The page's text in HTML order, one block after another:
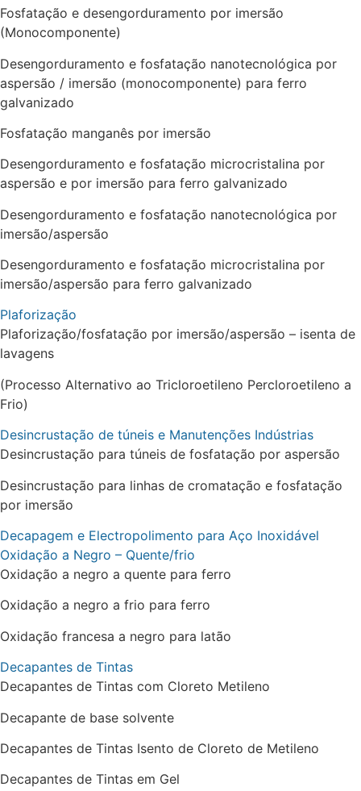
Fosfatação e desengorduramento por imersão
(Monocomponente)
Desengorduramento e fosfatação nanotecnológica por
aspersão / imersão (monocomponente) para ferro
galvanizado
Fosfatação manganês por imersão
Desengorduramento e fosfatação microcristalina por
aspersão e por imersão para ferro galvanizado
Desengorduramento e fosfatação nanotecnológica por
imersão/aspersão
Desengorduramento e fosfatação microcristalina por
imersão/aspersão para ferro galvanizado
Plaforização
Plaforização/fosfatação por imersão/aspersão – isenta de
lavagens
(Processo Alternativo ao Tricloroetileno Percloroetileno a
Frio)
Desincrustação de túneis e Manutenções Indústrias
Desincrustação para túneis de fosfatação por aspersão
Desincrustação para linhas de cromatação e fosfatação
por imersão
Decapagem e Electropolimento para Aço Inoxidável
Oxidação a Negro – Quente/frio
Oxidação a negro a quente para ferro
Oxidação a negro a frio para ferro
Oxidação francesa a negro para latão
Decapantes de Tintas
Decapantes de Tintas com Cloreto Metileno
Decapante de base solvente
Decapantes de Tintas Isento de Cloreto de Metileno
Decapantes de Tintas em Gel